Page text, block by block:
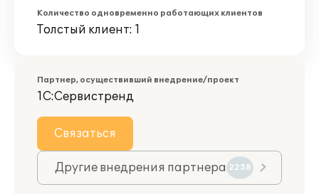
Количество одновременно работающих клиентов
Толстый клиент: 1
Партнер, осуществивший внедрение/проект
1С:Сервистренд
Связаться
Другие внедрения партнера 2258